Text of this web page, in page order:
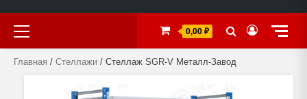
Primary
Menu
0,00 ₽
Главная / Стеллажи / Стеллаж SGR-V Металл-Завод